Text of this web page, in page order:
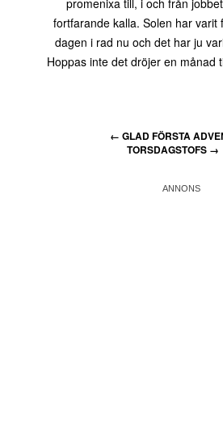
promenixa till, i och från
fortfarande kalla. Solen har varit
dagen i rad nu och det har ju
Hoppas inte det dröjer en månad
← GLAD FÖRSTA
TORSDAGSTOFS →